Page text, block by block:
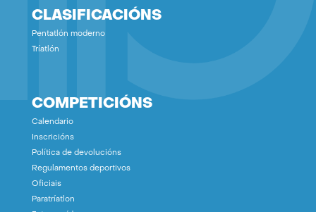
CLASIFICACIÓNS
Pentatlón moderno
Tríatlón
COMPETICIÓNS
Calendario
Inscricións
Política de devolucións
Regulamentos deportivos
Oficiais
Paratríatlon